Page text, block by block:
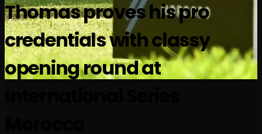
Thomas proves his pro
credentials with classy
opening round at